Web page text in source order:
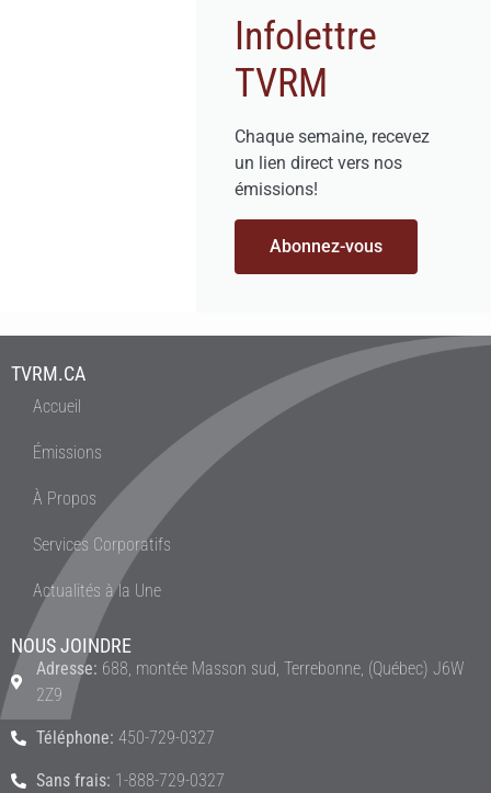
Infolettre
TVRM
Chaque semaine, recevez
un lien direct vers nos
émissions!
Abonnez-vous
TVRM.CA
Accueil
Émissions
À Propos
Services Corporatifs
Actualités à la Une
NOUS JOINDRE
Adresse: 688, montée Masson sud, Terrebonne, (Québec) J6W
2Z9
Téléphone: 450-729-0327
Sans frais: 1-888-729-0327